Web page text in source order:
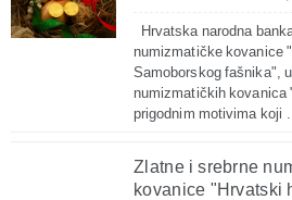
Hrvatska narodna
numizmatičke kovanice
Samoborskog fašnika",
numizmatičkih kovanica
prigodnim motivima koji
Zlatne i srebrne
kovanice "Hrvatski